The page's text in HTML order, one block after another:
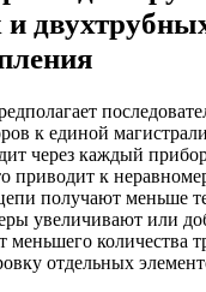
к единой
через каждый
приводит к
получают меньше
увеличивают или
меньшего количества
отдельных